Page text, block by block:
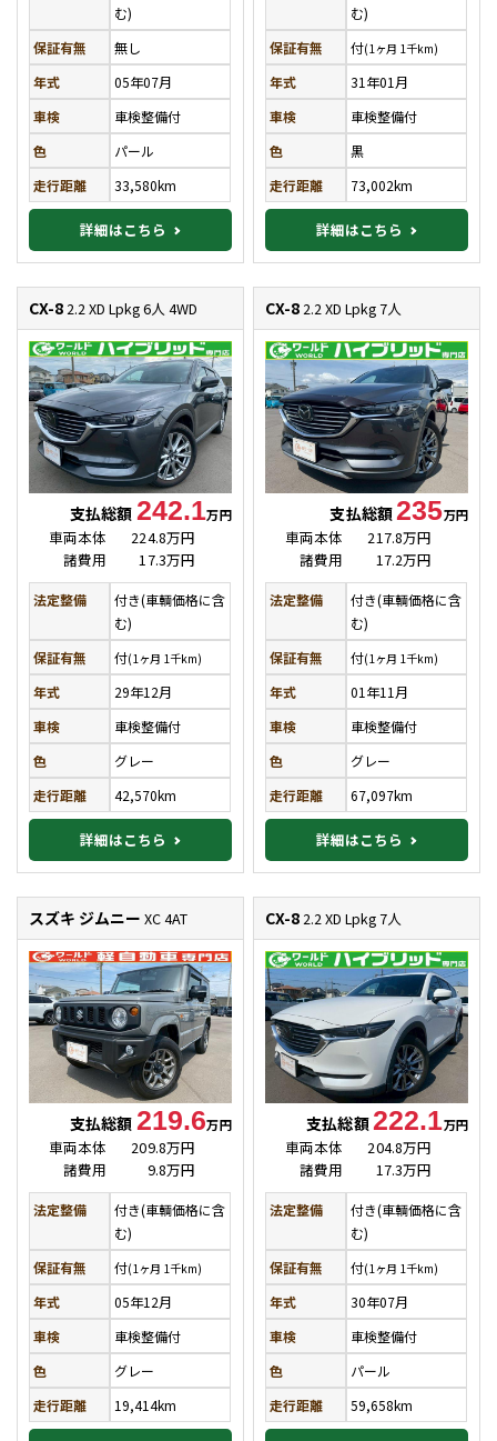
む)
保証有無
無し
年式
05年07月
車検
車検整備付
色
パール
走行距離
33,580km
詳細はこちら
む)
保証有無
付(1ヶ月 1千km)
年式
31年01月
車検
車検整備付
色
黒
走行距離
73,002km
詳細はこちら
CX-82.2 XD Lpkg 6人 4WD
支払総額 242.1万円
車両本体
224.8万円
諸費用
17.3万円
法定整備
付き(車輌価格に含
む)
保証有無
付(1ヶ月 1千km)
年式
29年12月
車検
車検整備付
色
グレー
走行距離
42,570km
詳細はこちら
CX-82.2 XD Lpkg 7人
支払総額235万円
車両本体
217.8万円
諸費用
17.2万円
法定整備
付き(車輌価格に含
む)
保証有無
付(1ヶ月 1千km)
年式
01年11月
車検
車検整備付
色
グレー
走行距離
67,097km
詳細はこちら
スズキ ジムニーXC 4AT
支払総額 219.6万円
車両本体
209.8万円
諸費用
9.8万円
法定整備
付き(車輌価格に含
む)
保証有無
付(1ヶ月 1千km)
年式
05年12月
車検
車検整備付
色
グレー
走行距離
19,414km
CX-82.2 XD Lpkg 7人
支払総額222.1万円
車両本体
204.8万円
諸費用
17.3万円
法定整備
付き(車輌価格に含
む)
保証有無
付(1ヶ月 1千km)
年式
30年07月
車検
車検整備付
色
パール
走行距離
59,658km